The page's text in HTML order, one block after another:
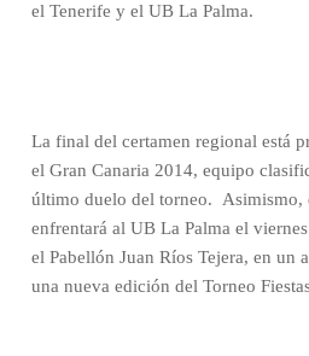
el Tenerife y el UB La Palma.
La final del certamen regional está
el Gran Canaria 2014, equipo
último duelo del torneo. Asimismo,
enfrentará al UB La Palma el
el Pabellón Juan Ríos Tejera, en un
una nueva edición del Torneo